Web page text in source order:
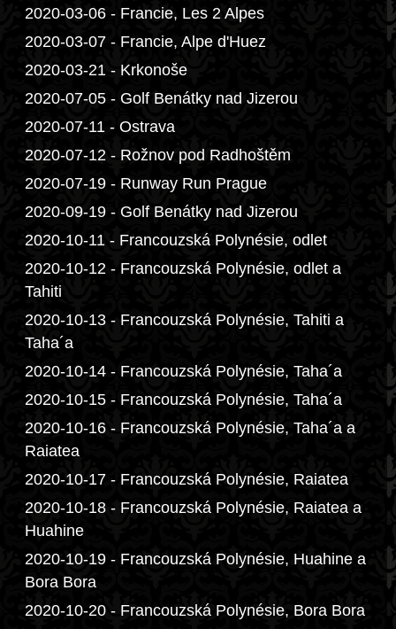
2020-03-06 - Francie, Les 2 Alpes
2020-03-07 - Francie, Alpe d'Huez
2020-03-21 - Krkonoše
2020-07-05 - Golf Benátky nad Jizerou
2020-07-11 - Ostrava
2020-07-12 - Rožnov pod Radhoštěm
2020-07-19 - Runway Run Prague
2020-09-19 - Golf Benátky nad Jizerou
2020-10-11 - Francouzská Polynésie, odlet
2020-10-12 - Francouzská Polynésie, odlet a
Tahiti
2020-10-13 - Francouzská Polynésie, Tahiti a
Taha´a
2020-10-14 - Francouzská Polynésie, Taha´a
2020-10-15 - Francouzská Polynésie, Taha´a
2020-10-16 - Francouzská Polynésie, Taha´a a
Raiatea
2020-10-17 - Francouzská Polynésie, Raiatea
2020-10-18 - Francouzská Polynésie, Raiatea a
Huahine
2020-10-19 - Francouzská Polynésie, Huahine a
Bora Bora
2020-10-20 - Francouzská Polynésie, Bora Bora